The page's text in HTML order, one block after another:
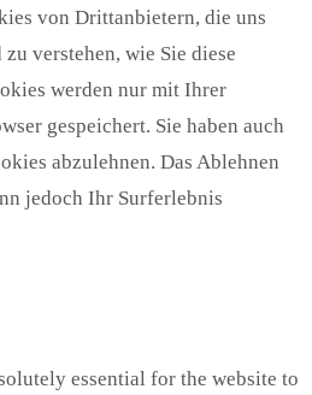
von Drittanbietern, die uns
verstehen, wie Sie diese
werden nur mit Ihrer
gespeichert. Sie haben auch
abzulehnen. Das Ablehnen
jedoch Ihr Surferlebnis
essential for the website to